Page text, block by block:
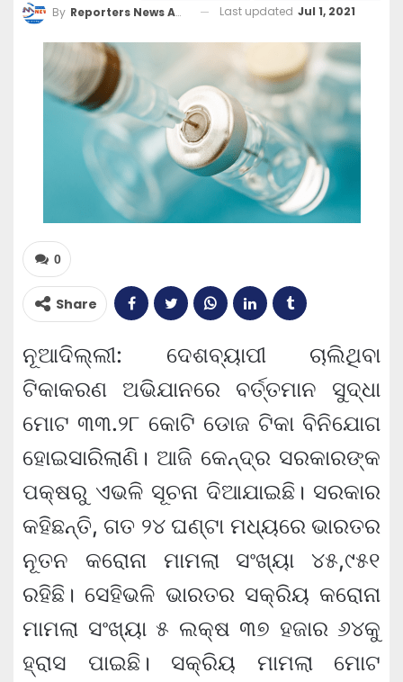
By Reporters News Agency Last updated Jul 1, 2021
0
Share
ନୂଆଦିଲ୍ଲୀ: ଦେଶବ୍ୟାପୀ ଚାଲିଥିବା
ଟିକାକରଣ ଅଭିଯାନରେ ବର୍ତ୍ତମାନ ସୁଦ୍ଧା
ମୋଟ ୩୩.୨୮ କୋଟି ଡୋଜ ଟିକା ବିନିଯୋଗ
ହୋଇସାରିଲାଣି। ଆଜି କେନ୍ଦ୍ର ସରକାରଙ୍କ
ପକ୍ଷରୁ ଏଭଳି ସୂଚନା ଦିଆଯାଇଛି। ସରକାର
କହିଛନ୍ତି, ଗତ ୨୪ ଘଣ୍ଟା ମଧ୍ୟରେ ଭାରତର
ନୂତନ କରୋନା ମାମଲା ସଂଖ୍ୟା ୪୫,୯୫୧
ରହିଛି। ସେହିଭଳି ଭାରତର ସକ୍ରିୟ କରୋନା
ମାମଲା ସଂଖ୍ୟା ୫ ଲକ୍ଷ ୩୭ ହଜାର ୬୪କୁ
ହ୍ରାସ ପାଇଛି। ସକ୍ରିୟ ମାମଲା ମୋଟ